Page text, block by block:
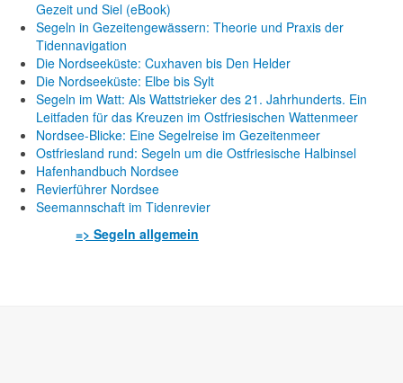
Gezeit und Siel (eBook)
Segeln in Gezeitengewässern: Theorie und Praxis der
Tidennavigation
Die Nordseeküste: Cuxhaven bis Den Helder
Die Nordseeküste: Elbe bis Sylt
Segeln im Watt: Als Wattstrieker des 21. Jahrhunderts. Ein
Leitfaden für das Kreuzen im Ostfriesischen Wattenmeer
Nordsee-Blicke: Eine Segelreise im Gezeitenmeer
Ostfriesland rund: Segeln um die Ostfriesische Halbinsel
Hafenhandbuch Nordsee
Revierführer Nordsee
Seemannschaft im Tidenrevier
=> Segeln allgemein